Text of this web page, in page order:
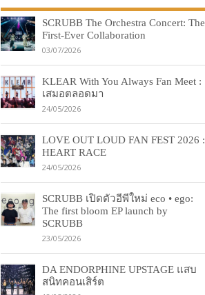
SCRUBB The Orchestra Concert: The
First-Ever Collaboration
03/07/2026
KLEAR With You Always Fan Meet :
เสมอตลอดมา
24/05/2026
LOVE OUT LOUD FAN FEST 2026 :
HEART RACE
24/05/2026
SCRUBB เปิดตัวอีพีใหม่ eco • ego:
The first bloom EP launch by
SCRUBB
23/05/2026
DA ENDORPHINE UPSTAGE แสบ
สนิทคอนเสิร์ต